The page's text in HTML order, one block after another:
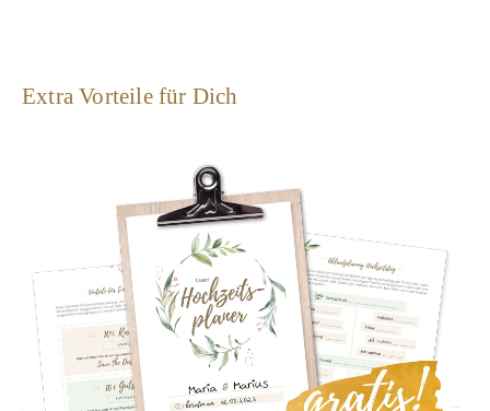
Extra Vorteile für Dich